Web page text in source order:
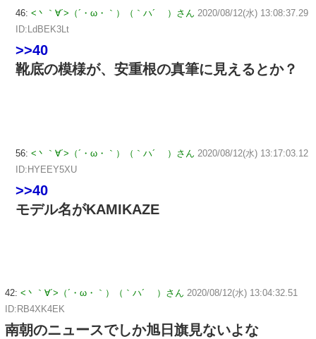
46: <丶｀∀´>（´・ω・｀）（｀ハ´ ）さん 2020/08/12(水) 13:08:37.29
ID:LdBEK3Lt
>>40
靴底の模様が、安重根の真筆に見えるとか？
56: <丶｀∀´>（´・ω・｀）（｀ハ´ ）さん 2020/08/12(水) 13:17:03.12
ID:HYEEY5XU
>>40
モデル名がKAMIKAZE
42: <丶｀∀´>（´・ω・｀）（｀ハ´ ）さん 2020/08/12(水) 13:04:32.51
ID:RB4XK4EK
南朝のニュースでしか旭日旗見ないよな